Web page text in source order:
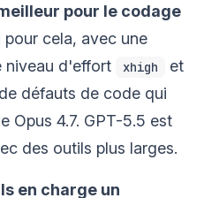
pour le codage
cela, avec une
niveau d'effort
xhigh
et
défauts de code qui
Opus 4.7. GPT-5.5 est
des outils plus larges.
en charge un